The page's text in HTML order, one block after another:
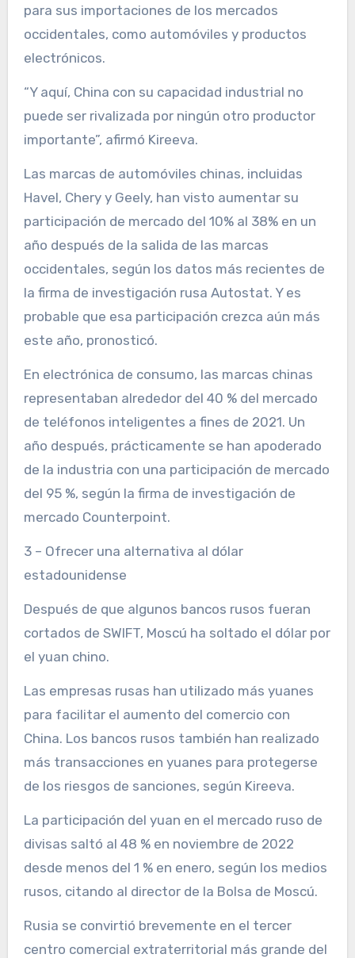
para sus importaciones de los mercados
occidentales, como automóviles y productos
electrónicos.
“Y aquí, China con su capacidad industrial no
puede ser rivalizada por ningún otro productor
importante”, afirmó Kireeva.
Las marcas de automóviles chinas, incluidas
Havel, Chery y Geely, han visto aumentar su
participación de mercado del 10% al 38% en un
año después de la salida de las marcas
occidentales, según los datos más recientes de
la firma de investigación rusa Autostat. Y es
probable que esa participación crezca aún más
este año, pronosticó.
En electrónica de consumo, las marcas chinas
representaban alrededor del 40 % del mercado
de teléfonos inteligentes a fines de 2021. Un
año después, prácticamente se han apoderado
de la industria con una participación de mercado
del 95 %, según la firma de investigación de
mercado Counterpoint.
3 – Ofrecer una alternativa al dólar
estadounidense
Después de que algunos bancos rusos fueran
cortados de SWIFT, Moscú ha soltado el dólar por
el yuan chino.
Las empresas rusas han utilizado más yuanes
para facilitar el aumento del comercio con
China. Los bancos rusos también han realizado
más transacciones en yuanes para protegerse
de los riesgos de sanciones, según Kireeva.
La participación del yuan en el mercado ruso de
divisas saltó al 48 % en noviembre de 2022
desde menos del 1 % en enero, según los medios
rusos, citando al director de la Bolsa de Moscú.
Rusia se convirtió brevemente en el tercer
centro comercial extraterritorial más grande del